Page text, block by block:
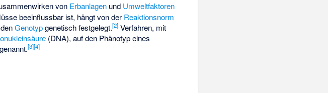
von Erbanlagen und Umweltfaktoren
beeinflussbar ist, hängt von der Reaktionsnorm
denGenotypgenetisch festgelegt.[2] Verfahren, mit
(DNA), auf den Phänotyp eines
genannt.[3][4]